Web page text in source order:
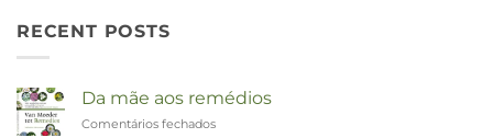
RECENT POSTS
Da mãe aos remédios
Comentários fechados